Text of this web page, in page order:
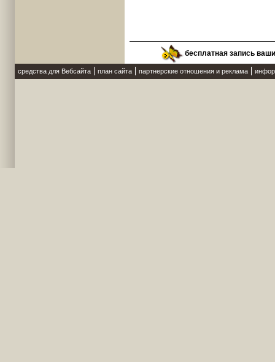
бесплатная запись
средства для Вебсайта план сайта партнерские отношения и реклама